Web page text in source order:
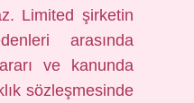
Limited şirketin
arasında
ve kanunda
sözleşmesinde